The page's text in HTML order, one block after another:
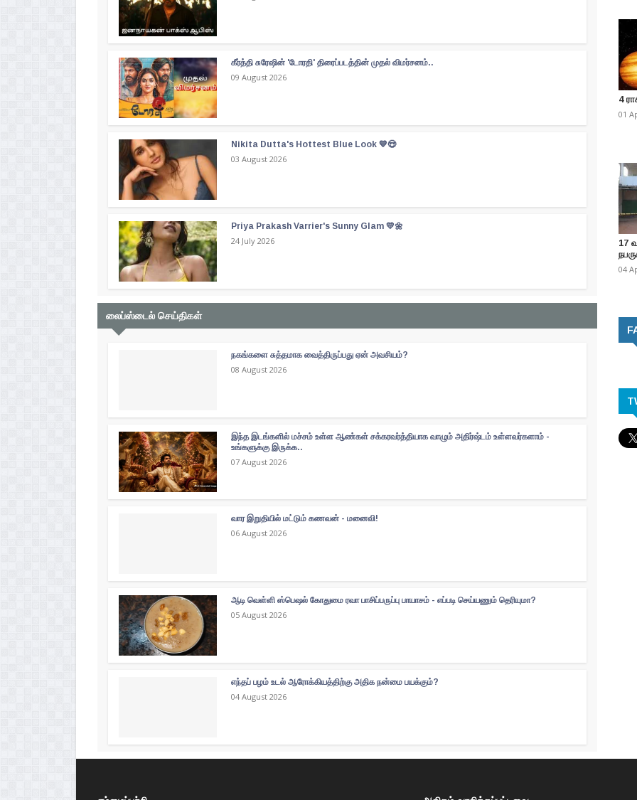
கீர்த்தி சுரேஷின் 'டோரதி' திரைப்படத்தின் முதல் விமர்சனம்..
09 August 2026
Nikita Dutta's Hottest Blue Look 💙😍
03 August 2026
Priya Prakash Varrier's Sunny Glam 💛🌼
24 July 2026
லைப்ஸ்டைல் செய்திகள்
நகங்களை சுத்தமாக வைத்திருப்பது ஏன் அவசியம்?
08 August 2026
இந்த இடங்களில் மச்சம் உள்ள ஆண்கள் சக்கரவர்த்தியாக வாழும் அதிர்ஷ்டம் உள்ளவர்களாம் -
உங்களுக்கு இருக்க..
07 August 2026
வார இறுதியில் மட்டும் கணவன் - மனைவி!
06 August 2026
ஆடி வெள்ளி ஸ்பெஷல் கோதுமை ரவா பாசிப்பருப்பு பாயாசம் - எப்படி செய்யணும் தெரியுமா?
05 August 2026
எந்தப் பழம் உடல் ஆரோக்கியத்திற்கு அதிக நன்மை பயக்கும்?
04 August 2026
4
01
17
04